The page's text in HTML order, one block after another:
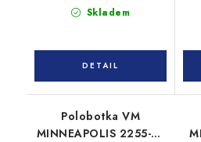
Skladem
Polobotka VM
MINNEAPOLIS 2255-S3